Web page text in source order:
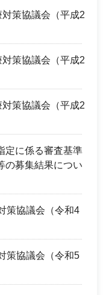
策協議会（平成2
策協議会（平成2
策協議会（平成2
定に係る審査基準
の募集結果につい
策協議会（令和4
策協議会（令和5